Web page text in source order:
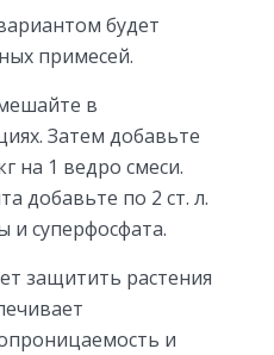
будет
примесей.
в
Затем добавьте
на 1 ведро смеси.
добавьте по 2 ст. л.
и суперфосфата.
защитить растения
и